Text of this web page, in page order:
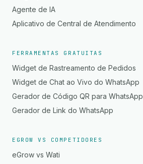
Agente de IA
Aplicativo de Central de Atendimento
FERRAMENTAS GRATUITAS
Widget de Rastreamento de Pedidos
Widget de Chat ao Vivo do WhatsApp
Gerador de Código QR para WhatsApp
Gerador de Link do WhatsApp
EGROW VS COMPETIDORES
eGrow vs Wati